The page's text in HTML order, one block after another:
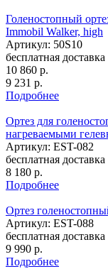
Голеностопный
Immobil Walker, high
Артикул: 50S10
бесплатная доставка
10 860 р.
9 231 р.
Подробнее
Ортез для
нагреваемыми
Артикул: EST-082
бесплатная доставка
8 180 р.
Подробнее
Ортез
Артикул: EST-088
бесплатная доставка
9 990 р.
Подробнее